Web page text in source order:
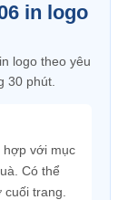
in logo
logo theo yêu
30 phút.
hợp với mục
Có thể
trang.